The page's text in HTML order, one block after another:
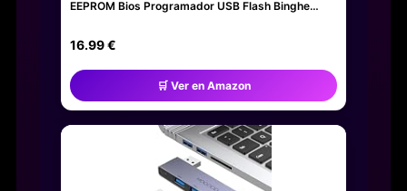
EEPROM Bios Programador USB Flash Binghe…
16.99 €
🛒 Ver en Amazon